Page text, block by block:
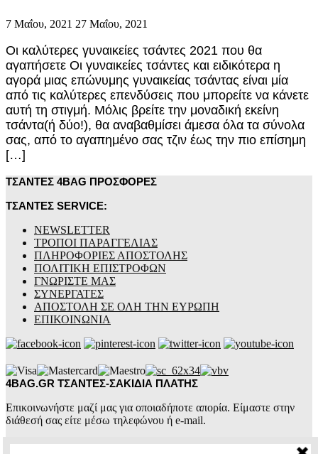
7 Μαΐου, 2021 27 Μαΐου, 2021
Οι καλύτερες γυναικείες τσάντες 2021 που θα
αγαπήσετε Οι γυναικείες τσάντες και ειδικότερα η
αγορά μιας επώνυμης γυναικείας τσάντας είναι μία
από τις καλύτερες επενδύσεις που μπορείτε να κάνετε
αυτή τη στιγμή. Μόλις βρείτε την μοναδική εκείνη
τσάντα(ή δύο!), θα αναβαθμίσει άμεσα όλα τα σύνολα
σας, από το αγαπημένο σας τζιν έως την πιο επίσημη
[…]
ΤΣΑΝΤΕΣ 4BAG ΠΡΟΣΦΟΡΕΣ
ΤΣΑΝΤΕΣ SERVICE:
NEWSLETTER
ΤΡΟΠΟΙ ΠΑΡΑΓΓΕΛΙΑΣ
ΠΛΗΡΟΦΟΡΙΕΣ ΑΠΟΣΤΟΛΗΣ
ΠΟΛΙΤΙΚΗ ΕΠΙΣΤΡΟΦΩΝ
ΓΝΩΡΙΣΤΕ ΜΑΣ
ΣΥΝΕΡΓΑΤΕΣ
ΑΠΟΣΤΟΛΗ ΣΕ ΟΛΗ ΤΗΝ ΕΥΡΩΠΗ
ΕΠΙΚΟΙΝΩΝΙΑ
4BAG.GR ΤΣΑΝΤΕΣ-ΣΑΚΙΔΙΑ ΠΛΑΤΗΣ
Επικοινωνήστε μαζί μας για οποιαδήποτε απορία. Είμαστε στην
διάθεσή σας είτε μέσω τηλεφώνου ή e-mail.
4BAG.GR